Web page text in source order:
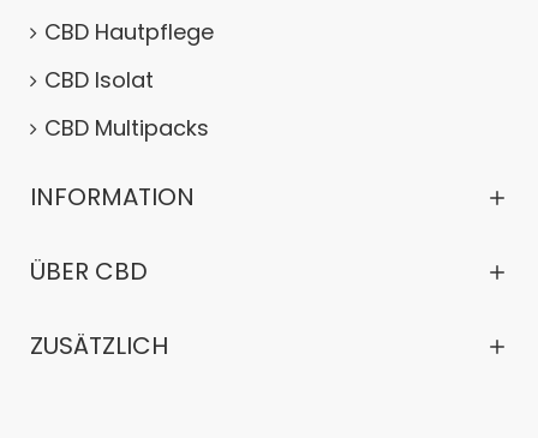
CBD Hautpflege
CBD Isolat
CBD Multipacks
INFORMATION
ÜBER CBD
ZUSÄTZLICH